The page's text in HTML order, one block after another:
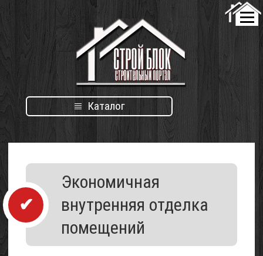
Каталог
Экономичная
внутренняя отделка
помещений
Каталог
организаций